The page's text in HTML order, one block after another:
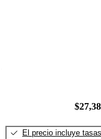
El precio incluye tasas